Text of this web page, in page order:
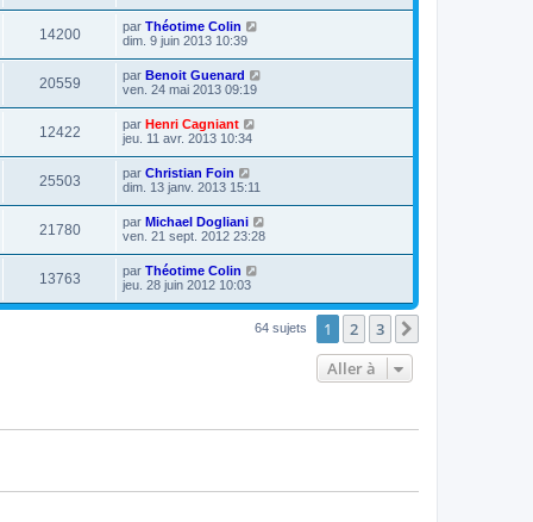
14200 par Théotime Colin
dim. 9 juin 2013 10:39
20559 par Benoit Guenard
ven. 24 mai 2013 09:19
12422 par Henri Cagniant
jeu. 11 avr. 2013 10:34
25503 par Christian Foin
dim. 13 janv. 2013 15:11
21780 par Michael Dogliani
ven. 21 sept. 2012 23:28
13763 par Théotime Colin
jeu. 28 juin 2012 10:03
64 sujets 1 2 3
Aller à